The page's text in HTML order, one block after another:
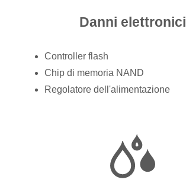
Danni elettronici
Controller flash
Chip di memoria NAND
Regolatore dell'alimentazione